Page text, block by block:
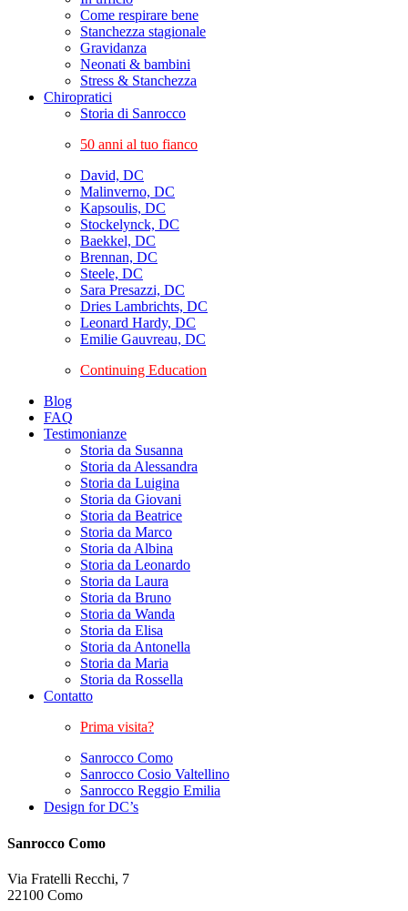
Come respirare bene
Stanchezza stagionale
Gravidanza
Neonati & bambini
Stress & Stanchezza
Chiropratici
Storia di Sanrocco
50 anni al tuo fianco
David, DC
Malinverno, DC
Kapsoulis, DC
Stockelynck, DC
Baekkel, DC
Brennan, DC
Steele, DC
Sara Presazzi, DC
Dries Lambrichts, DC
Leonard Hardy, DC
Emilie Gauvreau, DC
Continuing Education
Blog
FAQ
Testimonianze
Storia da Susanna
Storia da Alessandra
Storia da Luigina
Storia da Giovani
Storia da Beatrice
Storia da Marco
Storia da Albina
Storia da Leonardo
Storia da Laura
Storia da Bruno
Storia da Wanda
Storia da Elisa
Storia da Antonella
Storia da Maria
Storia da Rossella
Contatto
Prima visita?
Sanrocco Como
Sanrocco Cosio Valtellino
Sanrocco Reggio Emilia
Design for DC’s
Sanrocco Como
Via Fratelli Recchi, 7
22100 Como